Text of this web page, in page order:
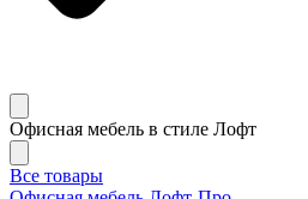
Офисная мебель в стиле Лофт
Все товары